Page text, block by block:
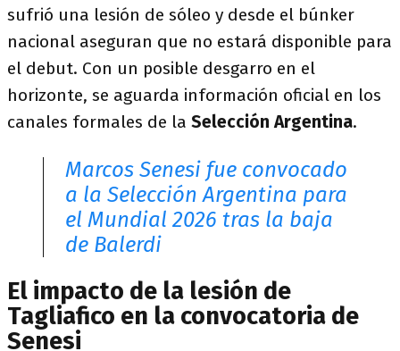
sufrió una lesión de sóleo y desde el búnker
nacional aseguran que no estará disponible para
el debut. Con un posible desgarro en el
horizonte, se aguarda información oficial en los
canales formales de la Selección Argentina.
Marcos Senesi fue convocado
a la Selección Argentina para
el Mundial 2026 tras la baja
de Balerdi
El impacto de la lesión de
Tagliafico en la convocatoria de
Senesi